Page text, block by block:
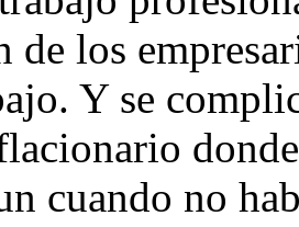
de los
Y se
cuando no